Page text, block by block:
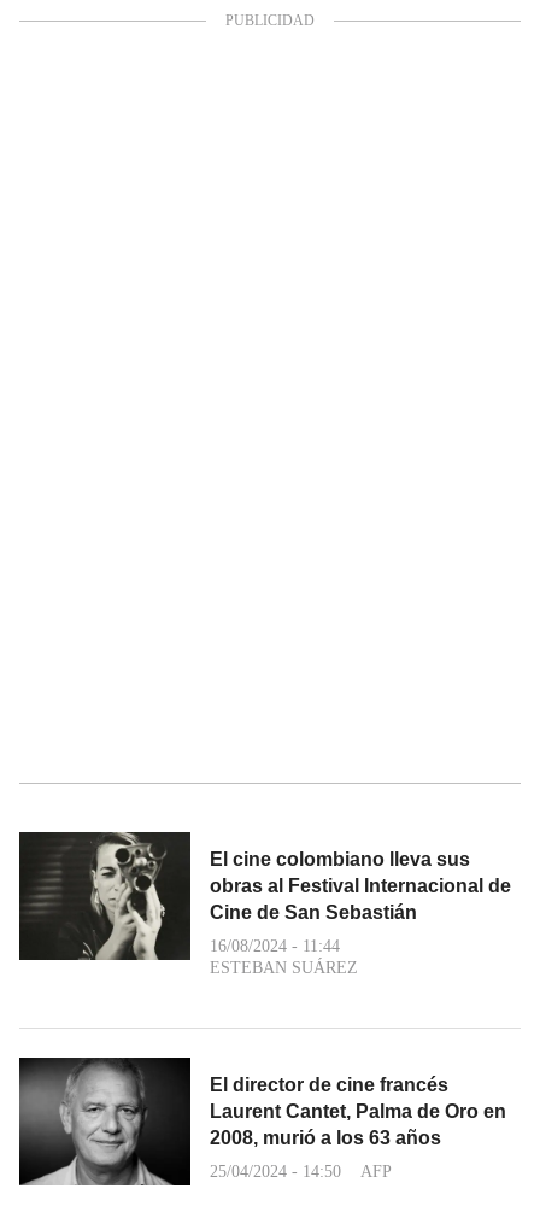
El cine colombiano lleva sus
obras al Festival Internacional de
Cine de San Sebastián
16/08/2024 - 11:44
ESTEBAN SUÁREZ
El director de cine francés
Laurent Cantet, Palma de Oro en
2008, murió a los 63 años
25/04/2024 - 14:50 AFP